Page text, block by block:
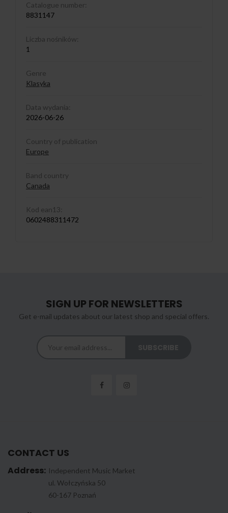
Catalogue number:
8831147
Liczba nośników:
1
Genre
Klasyka
Data wydania:
2026-06-26
Country of publication
Europe
Band country
Canada
Kod ean13:
0602488311472
SIGN UP FOR NEWSLETTERS
Get e-mail updates about our latest shop and special offers.
CONTACT US
Address: Independent Music Market
ul. Wołczyńska 50
60-167 Poznań